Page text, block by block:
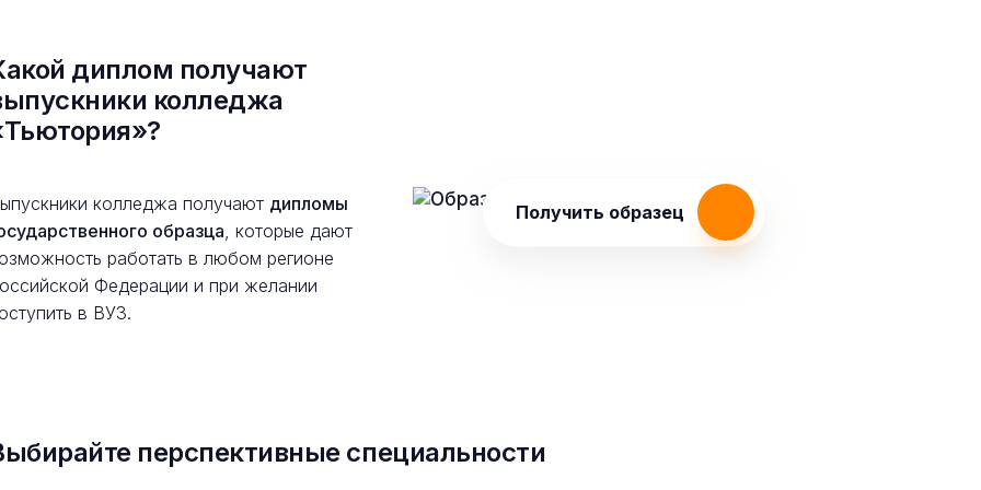
диплом получают
колледжа
колледжа получают дипломы
образца, которые дают
работать в любом регионе
Федерации и при желании
в ВУЗ.
Получить образец
перспективные специальности